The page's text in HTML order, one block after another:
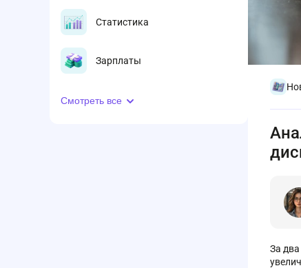
Статистика
Зарплаты
Смотреть все
За